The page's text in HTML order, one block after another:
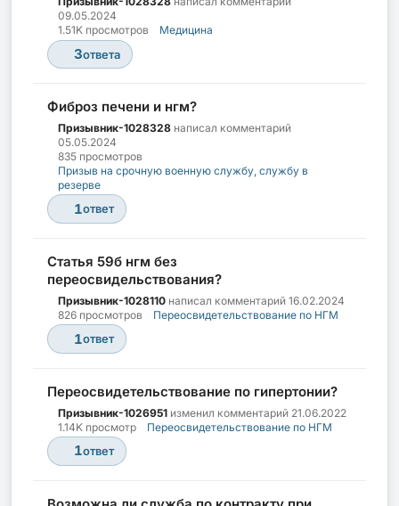
09.05.2024
1.51K просмотров
Медицина
3ответа
Фиброз печени и нгм?
Призывник-1028328 написал комментарий
05.05.2024
835 просмотров
Призыв на срочную военную службу, службу в
резерве
1ответ
Статья 59б нгм без
переосвидельствования?
Призывник-1028110 написал комментарий 16.02.2024
826 просмотров
Переосвидетельствование по НГМ
1ответ
Переосвидетельствование по гипертонии?
Призывник-1026951 изменил комментарий 21.06.2022
1.14K просмотр
Переосвидетельствование по НГМ
1ответ